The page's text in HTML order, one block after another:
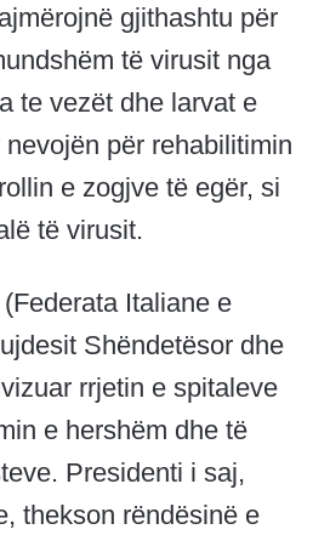
gjithashtu për
të virusit nga
te vezët dhe larvat e
për rehabilitimin
e zogjve të egër, si
të virusit.
Italiane e
Shëndetësor dhe
rrjetin e spitaleve
e hershëm dhe të
Presidenti i saj,
thekson rëndësinë e